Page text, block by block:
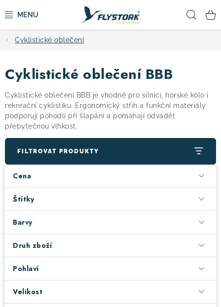
na
CYKLISTIKA
ZIMNÍ SPORTY
KOLOBĚŽKY
OBLEČENÍ A BOTY
DOPLŇKY
VÝPRODEJ
! Akce ! Obchodní podmínky
Moje objednávka
Čeština
Servis
Testovací centrum
Cyklistické oblečení
Cyklistické oblečení BBB
Cyklistické oblečení BBB je vhodné pro silnici, horské kolo i
rekreační cyklistiku. Ergonomický střih a funkční materiály
podporují pohodlí při šlapání a pomáhají odvádět
přebytečnou vlhkost.
FILTROVAT PRODUKTY
Cena
Štítky
Barvy
Druh zboží
Pohlaví
Velikost